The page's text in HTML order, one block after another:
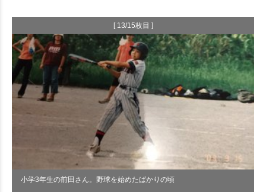
[ 13/15枚目 ]
小学3年生の前田さん。野球を始めたばかりの頃